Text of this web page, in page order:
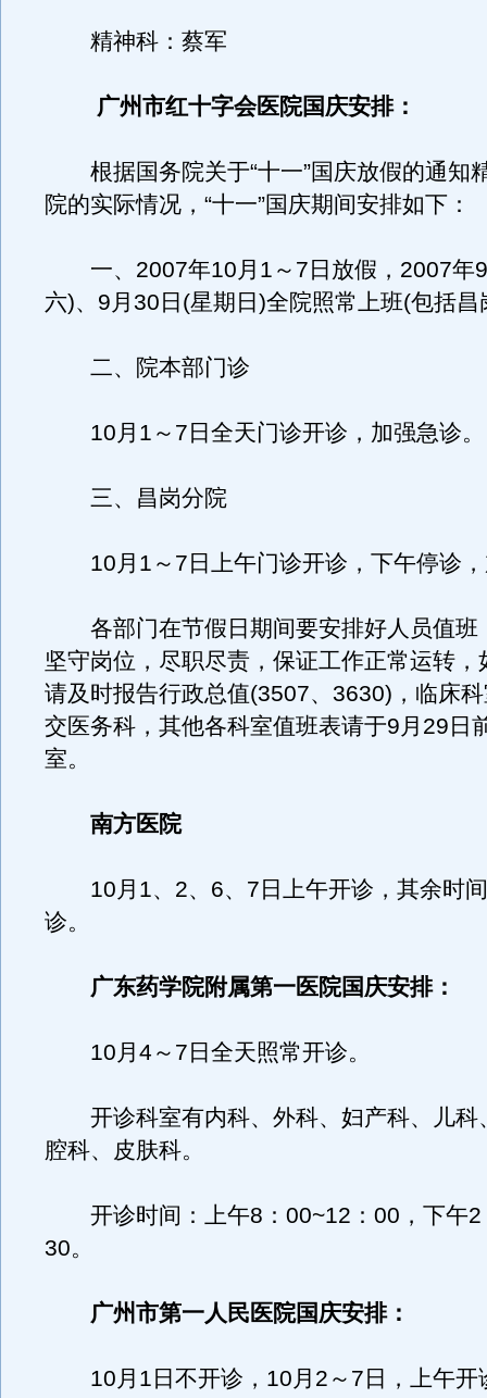
精神科：蔡军
广州市红十字会医院国庆安排：
根据国务院关于“十一”国庆放假的通知
院的实际情况，“十一”国庆期间安排如下：
一、2007年10月1～7日放假，2007年
六)、9月30日(星期日)全院照常上班(包括昌
二、院本部门诊
10月1～7日全天门诊开诊，加强急诊。
三、昌岗分院
10月1～7日上午门诊开诊，下午停诊，
各部门在节假日期间要安排好人员值班
坚守岗位，尽职尽责，保证工作正常运转，
请及时报告行政总值(3507、3630)，临床
交医务科，其他各科室值班表请于9月29日
室。
南方医院
10月1、2、6、7日上午开诊，其余时
诊。
广东药学院附属第一医院国庆安排：
10月4～7日全天照常开诊。
开诊科室有内科、外科、妇产科、儿科
腔科、皮肤科。
开诊时间：上午8：00~12：00，下午2
30。
广州市第一人民医院国庆安排：
10月1日不开诊，10月2～7日，上午开